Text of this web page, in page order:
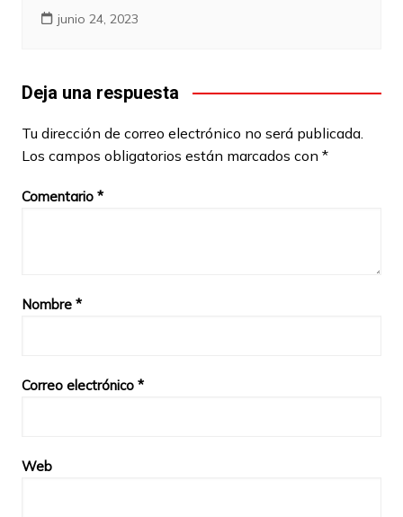
junio 24, 2023
Deja una respuesta
Tu dirección de correo electrónico no será publicada.
Los campos obligatorios están marcados con *
Comentario *
Nombre *
Correo electrónico *
Web